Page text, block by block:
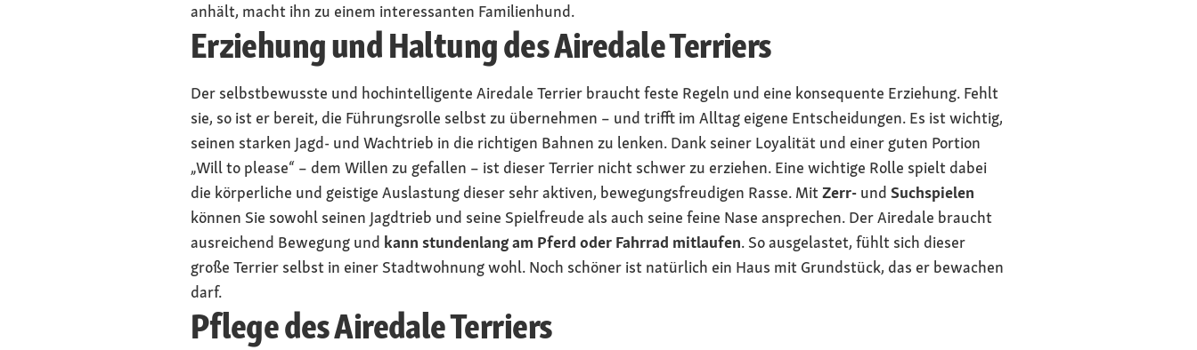
anhält, macht ihn zu einem interessanten Familienhund.
Erziehung und Haltung des Airedale Terriers
Der selbstbewusste und hochintelligente Airedale Terrier braucht feste Regeln und eine konsequente Erziehung. Fehlt
sie, so ist er bereit, die Führungsrolle selbst zu übernehmen – und trifft im Alltag eigene Entscheidungen. Es ist wichtig,
seinen starken Jagd- und Wachtrieb in die richtigen Bahnen zu lenken. Dank seiner Loyalität und einer guten Portion
„Will to please“ – dem Willen zu gefallen – ist dieser Terrier nicht schwer zu erziehen. Eine wichtige Rolle spielt dabei
die körperliche und geistige Auslastung dieser sehr aktiven, bewegungsfreudigen Rasse. Mit Zerr-und Suchspielen
können Sie sowohl seinen Jagdtrieb und seine Spielfreude als auch seine feine Nase ansprechen. Der Airedale braucht
ausreichend Bewegung und kann stundenlang am Pferd oder Fahrrad mitlaufen. So ausgelastet, fühlt sich dieser
große Terrier selbst in einer Stadtwohnung wohl. Noch schöner ist natürlich ein Haus mit Grundstück, das er bewachen
darf.
Pflege des Airedale Terriers